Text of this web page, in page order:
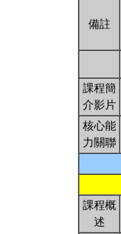
備註
課程簡
介影片
核心能
力關聯
課程概
述